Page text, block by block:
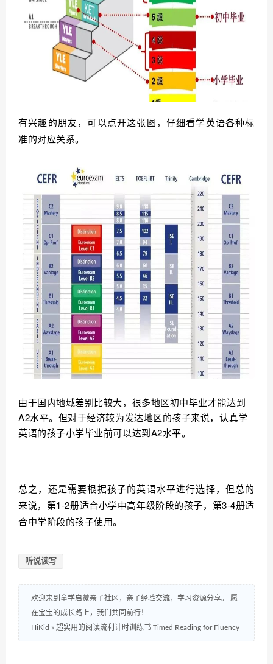
有兴趣的朋友，可以点开这张图，仔细看学英语各种标
准的对应关系。
由于国内地域差别比较大，很多地区初中毕业才能达到
A2水平。但对于经济较为发达地区的孩子来说，认真学
英语的孩子小学毕业前可以达到A2水平。
总之，还是需要根据孩子的英语水平进行选择，但总的
来说，第1-2册适合小学中高年级阶段的孩子，第3-4册适
合中学阶段的孩子使用。
听说读写
欢迎来到童学启蒙亲子社区，亲子经验交流，学习资源分享。 愿
在宝宝的成长路上，我们共同前行！
HiKid » 超实用的阅读流利计时训练书 Timed Reading for Fluency